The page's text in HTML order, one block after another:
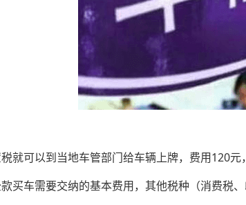
就可以到当地车管部门给车辆上牌，费用120元
买车需要交纳的基本费用，其他税种（消费税